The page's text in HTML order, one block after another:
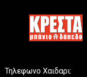
Τηλεφωνο Χαιδαρι: